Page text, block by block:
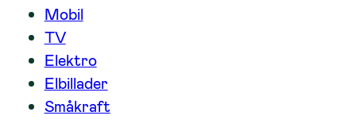
Mobil
TV
Elektro
Elbillader
Småkraft